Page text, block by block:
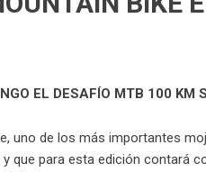
EL DESAFÍO MTB 100 KM
uno de los más importantes
que para esta edición contará